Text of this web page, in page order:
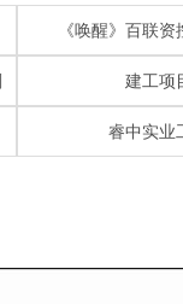
《唤醒》百联
建工项
睿中实业